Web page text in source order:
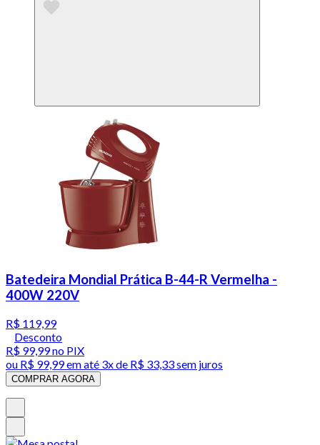
Batedeira Mondial Prática B-44-R Vermelha -
400W 220V
R$ 119,99
Desconto
R$ 99,99no PIX
ou R$ 99,99em até 3x de R$ 33,33 sem juros
COMPRAR AGORA